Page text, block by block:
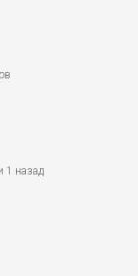
1 назад